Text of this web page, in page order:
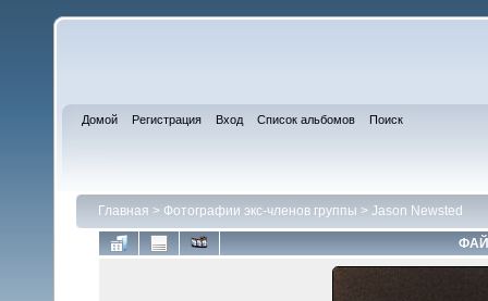
Домой Регистрация Вход Список альбомов Поиск
Главная > Фотографии экс-членов группы > Jason Newsted